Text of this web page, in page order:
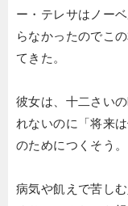
ー・テレサはノー
らなかったのでこ
てきた。
彼女は、十二さい
れないのに「将来
のためにつくそう
病気や飢えで苦し